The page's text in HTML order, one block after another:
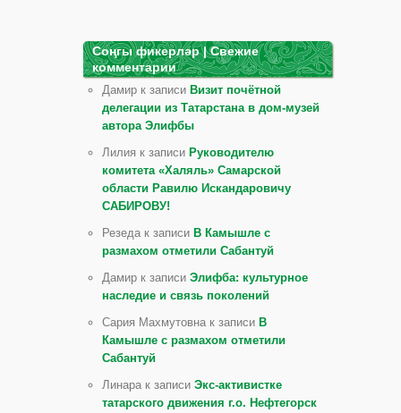
Соңгы фикерләр | Свежие
комментарии
Дамир к записи Визит почётной
делегации из Татарстана в дом-музей
автора Элифбы
Лилия к записи Руководителю
комитета «Халяль» Самарской
области Равилю Искандаровичу
САБИРОВУ!
Резеда к записи В Камышле с
размахом отметили Сабантуй
Дамир к записи Элифба: культурное
наследие и связь поколений
Сария Махмутовна к записи В
Камышле с размахом отметили
Сабантуй
Линара к записи Экс-активистке
татарского движения г.о. Нефтегорск